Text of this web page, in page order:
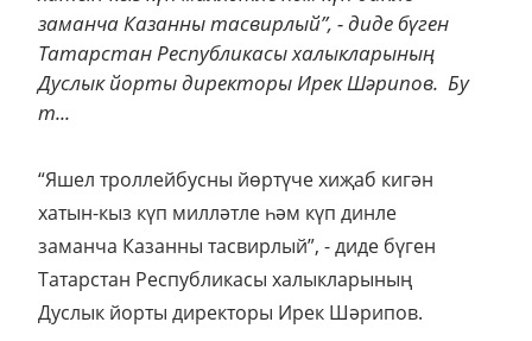
заманча Казанны тасвирлый”, - диде бүген
Татарстан Республикасы халыкларының
Дуслык йорты директоры Ирек Шәрипов. Бу
т...
“Яшел троллейбусны йөртүче хиҗаб кигән
хатын-кыз күп милләтле һәм күп динле
заманча Казанны тасвирлый”, - диде бүген
Татарстан Республикасы халыкларының
Дуслык йорты директоры Ирек Шәрипов.